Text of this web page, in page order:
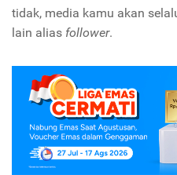
tidak, media kamu akan
lain alias follower.